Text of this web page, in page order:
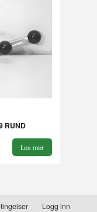
RUND
Les mer
Logg inn